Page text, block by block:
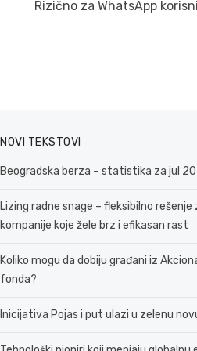
Next
Rizično za WhatsApp
NOVI TEKSTOVI
Beogradska berza – statistika za jul
Lizing radne snage – fleksibilno rešenje
kompanije koje žele brz i efikasan rast
Koliko mogu da dobiju građani iz
fonda?
Inicijativa Pojas i put ulazi u zelenu